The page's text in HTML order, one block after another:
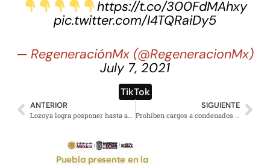
https://t.co/300FdMAhxy
pic.twitter.com/I4TQRaiDy5
— RegeneraciónMx (@RegeneracionMx)
July 7, 2021
TikTok
ANTERIOR SIGUIENTE